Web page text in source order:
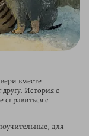
вместе
История о
справиться с
для